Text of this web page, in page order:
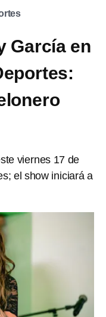
García en
viernes 17 de
el show iniciará a